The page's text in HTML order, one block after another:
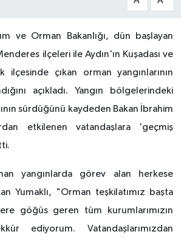
ve Orman Bakanlığı, dün başlayan
ilçeleri ile Aydın'ın Kuşadası ve
ilçesinde çıkan orman yangınlarının
açıkladı. Yangın bölgelerindeki
sürdüğünü kaydeden Bakan İbrahim
etkilenen vatandaşlara 'geçmiş
yangınlarda görev alan herkese
Yumaklı, "Orman teşkilatımız başta
göğüs geren tüm kurumlarımızın
ediyorum. Vatandaşlarımızdan